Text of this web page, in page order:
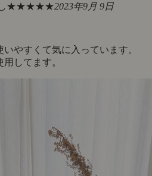
★★★★★2023年9月 9日
やすくて気に入っています。
してます。